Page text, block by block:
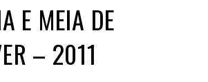
E MEIA DE
– 2011